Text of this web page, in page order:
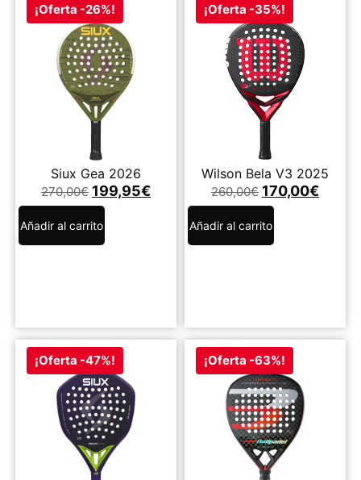
¡Oferta -26%!
Siux Gea 2026
270,00€ 199,95€
Añadir al carrito
¡Oferta -35%!
Wilson Bela V3 2025
260,00€ 170,00€
Añadir al carrito
¡Oferta -47%! ¡Oferta -63%!